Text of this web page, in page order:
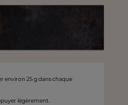
environ 25 g dans chaque
légèrement.